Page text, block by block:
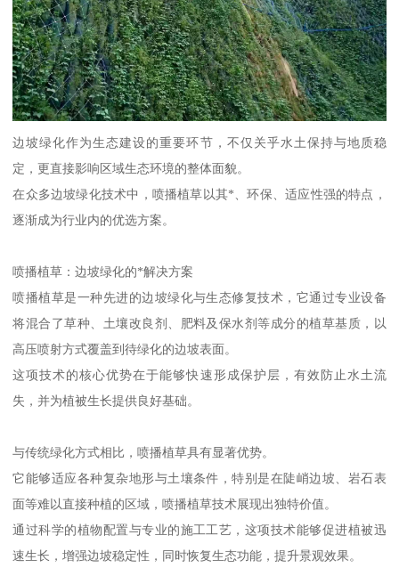
边坡绿化作为生态建设的重要环节，不仅关乎水土保持与地质稳
定，更直接影响区域生态环境的整体面貌。
在众多边坡绿化技术中，喷播植草以其*、环保、适应性强的特点，
逐渐成为行业内的优选方案。
喷播植草：边坡绿化的*解决方案
喷播植草是一种先进的边坡绿化与生态修复技术，它通过专业设备
将混合了草种、土壤改良剂、肥料及保水剂等成分的植草基质，以
高压喷射方式覆盖到待绿化的边坡表面。
这项技术的核心优势在于能够快速形成保护层，有效防止水土流
失，并为植被生长提供良好基础。
与传统绿化方式相比，喷播植草具有显著优势。
它能够适应各种复杂地形与土壤条件，特别是在陡峭边坡、岩石表
面等难以直接种植的区域，喷播植草技术展现出独特价值。
通过科学的植物配置与专业的施工工艺，这项技术能够促进植被迅
速生长，增强边坡稳定性，同时恢复生态功能，提升景观效果。